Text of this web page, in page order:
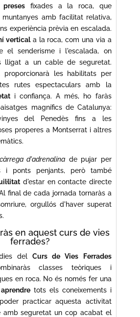
fixades a la roca, que
muntanyes amb facilitat relativa,
experiència prèvia en escalada.
verticala la roca, com una via a
el senderisme i l'escalada, on
lligat a un cable de seguretat.
proporcionarà les habilitats per
rutes espectaculars amb la
i confiança. A més, ho faràs
magnífics de Catalunya:
del Penedès fins a les
properes a Montserrat i altres
d'adrenalina de pujar per
i ponts penjants, però també
d'estar en contacte directe
final de cada jornada tornaràs a
orgullós d'haver superat
en aquest curs de vies
ferrades?
delCurs de Vies Ferrades
classes teòriques i
en roca. No és només fer una
aprendre tots els coneixements i
practicar aquesta activitat
amb seguretat un cop acabat el